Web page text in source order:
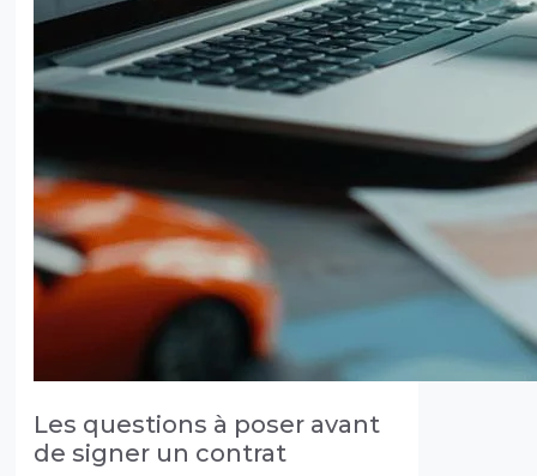
Les questions à poser avant
de signer un contrat